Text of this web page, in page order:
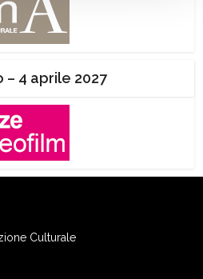
– 4 aprile 2027
Culturale